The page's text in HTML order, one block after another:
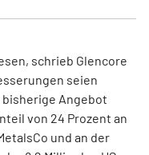
schrieb Glencore
seien
bisherige Angebot
von 24 Prozent an
und an der